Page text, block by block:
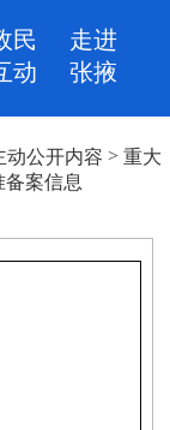
民
动
走进
张掖
动公开内容 >重大
案信息